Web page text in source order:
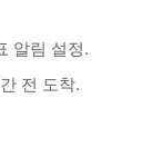
알림 설정.
전 도착.